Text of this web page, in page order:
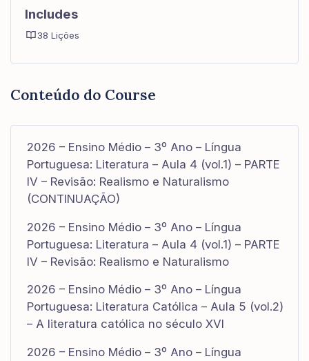
Conteúdo do Course
2026 – Ensino Médio – 3º Ano – Língua
Portuguesa: Literatura – Aula 4 (vol.1) – PARTE
IV – Revisão: Realismo e Naturalismo
(CONTINUAÇÃO)
2026 – Ensino Médio – 3º Ano – Língua
Portuguesa: Literatura – Aula 4 (vol.1) – PARTE
IV – Revisão: Realismo e Naturalismo
2026 – Ensino Médio – 3º Ano – Língua
Portuguesa: Literatura Católica – Aula 5 (vol.2)
– A literatura católica no século XVI
2026 – Ensino Médio – 3º Ano – Língua
Includes
38 Lições